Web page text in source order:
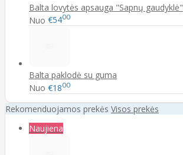
Balta lovytės apsauga "Sapnų gaudyklė"
Nuo €5400
Balta paklodė su guma
Nuo €1800
Rekomenduojamos prekės Visos prekės
Naujiena